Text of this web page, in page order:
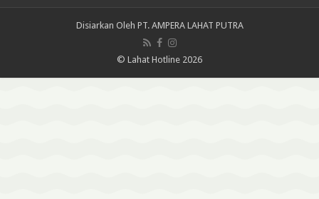
Disiarkan Oleh PT. AMPERA LAHAT PUTRA
© Lahat Hotline 2026